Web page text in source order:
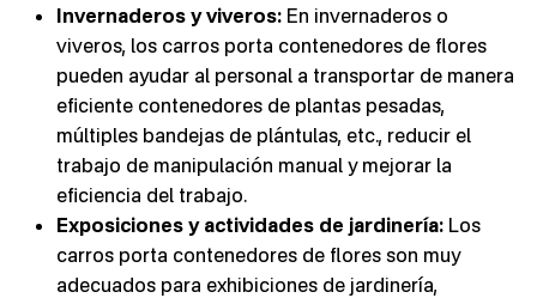
Invernaderos y viveros: En invernaderos o
viveros, los carros porta contenedores de flores
pueden ayudar al personal a transportar de manera
eficiente contenedores de plantas pesadas,
múltiples bandejas de plántulas, etc., reducir el
trabajo de manipulación manual y mejorar la
eficiencia del trabajo.
Exposiciones y actividades de jardinería: Los
carros porta contenedores de flores son muy
adecuados para exhibiciones de jardinería,